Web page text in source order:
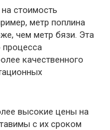
стоимость
метр поплина
чем метр бязи. Эта
качественного
высокие цены на
с их сроком